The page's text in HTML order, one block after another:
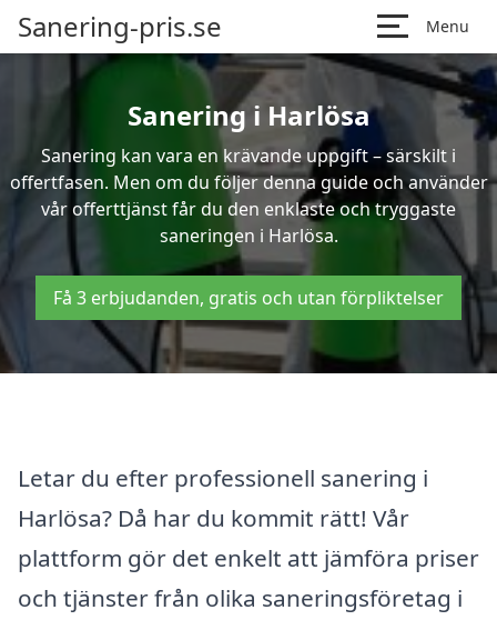
Sanering-pris.se Menu
Sanering i Harlösa
Sanering kan vara en krävande uppgift – särskilt i
offertfasen. Men om du följer denna guide och använder
vår offerttjänst får du den enklaste och tryggaste
saneringen i Harlösa.
Få 3 erbjudanden, gratis och utan förpliktelser
Letar du efter professionell sanering i
Harlösa? Då har du kommit rätt! Vår
plattform gör det enkelt att jämföra priser
och tjänster från olika saneringsföretag i